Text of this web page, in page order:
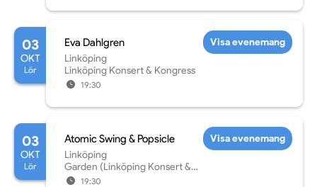
03
OKT
Lör
Eva Dahlgren
Linköping
Linköping Konsert & Kongress
19:30
Visa evenemang
03
OKT
Lör
Atomic Swing & Popsicle
Linköping
Garden (Linköping Konsert &
Kongress)
19:30
Visa evenemang